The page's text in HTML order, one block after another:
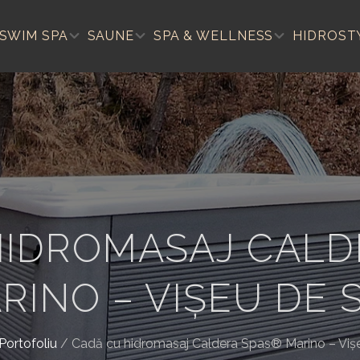
SWIM SPA SAUNE SPA & WELLNESS
– VIȘEU DE
/ Cadă cu hidromasaj Caldera Spas® Marino –